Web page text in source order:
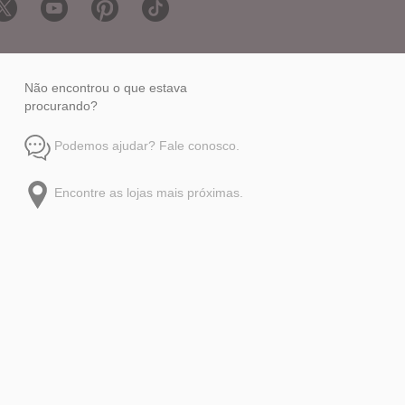
Não encontrou o que estava
procurando?
Podemos ajudar? Fale conosco.
Encontre as lojas mais próximas.